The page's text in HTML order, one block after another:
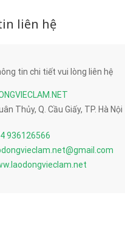
liên hệ
tin chi tiết vui lòng liên hệ
Thủy, Q. Cầu Giấy, TP. Hà Nội
936126566